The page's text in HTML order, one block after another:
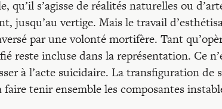
qu’il s’agisse de réalités naturelles ou
jusqu’au vertige. Mais le travail
par une volonté mortifère. Tant
reste incluse dans la représentation. Ce
à l’acte suicidaire. La transfiguration de
tenir ensemble les composantes